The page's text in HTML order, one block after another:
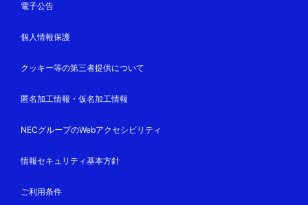
電子公告
個人情報保護
クッキー等の第三者提供について
匿名加工情報・仮名加工情報
NECグループのWebアクセシビリティ
情報セキュリティ基本方針
ご利用条件